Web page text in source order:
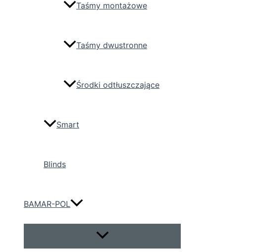
Taśmy montażowe
Taśmy dwustronne
Środki odtłuszczające
Smart
Blinds
BAMAR-POL
Przełącznik